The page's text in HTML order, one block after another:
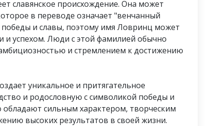
славянское происхождение. Она может
в переводе означает "венчанный
и славы, поэтому имя Ловринц может
и успехом. Люди с этой фамилией обычно
и стремлением к достижению
уникальное и притягательное
и родословную с символикой победы и
сильным характером, творческим
высоких результатов в своей жизни.